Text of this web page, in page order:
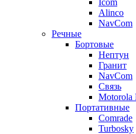
Icom
Alinco
NavCom
Речные
Бортовые
Нептун
Гранит
NavCom
Связь
Motorola
Портативные
Comrade
Turbosky